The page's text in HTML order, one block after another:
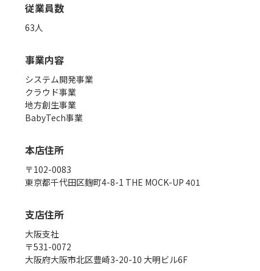
従業員数
63人
事業内容
システム開発事業
クラウド事業
地方創生事業
BabyTech事業
本店住所
〒102-0083
東京都千代田区麹町4-8-1 THE MOCK-UP 401
支店住所
大阪支社
〒531-0072
大阪府大阪市北区豊崎3-20-10 大明ビル6F